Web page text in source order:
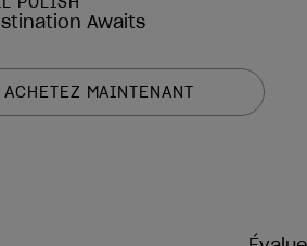
Awaits
ACHETEZ MAINTENANT